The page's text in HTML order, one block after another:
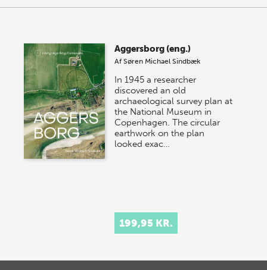
Aggersborg (eng.)
AfSøren Michael Sindbæk
In 1945 a researcher
discovered an old
archaeological survey plan at
the National Museum in
Copenhagen. The circular
earthwork on the plan
looked exac…
199,95 KR.